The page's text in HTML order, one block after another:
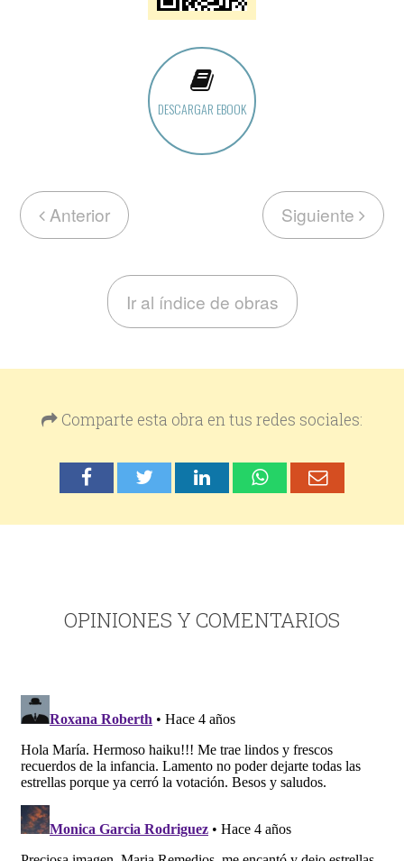
DESCARGAR EBOOK
Anterior Siguiente
Ir al índice de obras
Comparte esta obra en tus redes sociales:
OPINIONES Y COMENTARIOS